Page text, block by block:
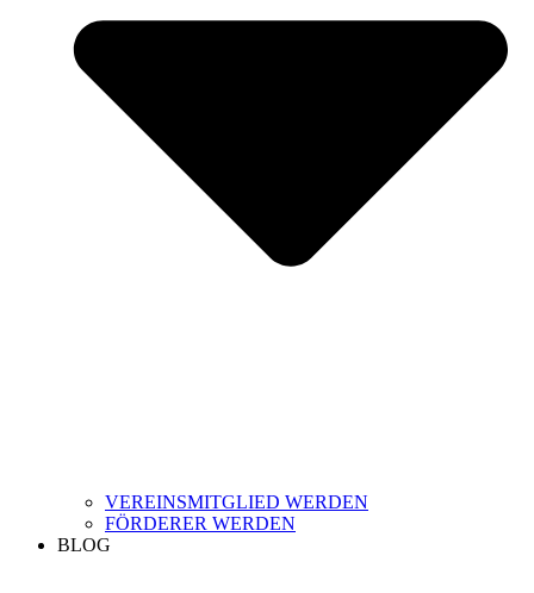
VEREINSMITGLIED WERDEN
FÖRDERER WERDEN
BLOG